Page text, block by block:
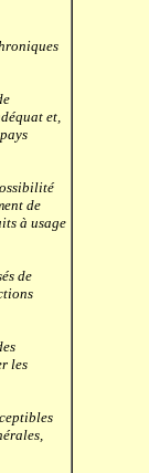
et,
de
à usage
de
les